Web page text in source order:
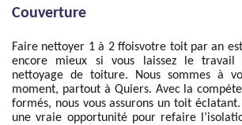
Couverture
Faire nettoyer 1 à 2 ffoisvotre toit par an est
encore mieux si vous laissez le
nettoyage de toiture. Nous sommes à
moment, partout à Quiers. Avec la
formés, nous vous assurons un toit
une vraie opportunité pour refaire